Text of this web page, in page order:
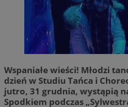
Wspaniałe wieści! Młodzi
dzień w Studiu Tańca i
jutro, 31 grudnia, wystąpią
Spodkiem podczas